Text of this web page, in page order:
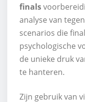
finals
analyse van
scenarios die
psychologische
de unieke druk
te hanteren.
Zijn gebruik van